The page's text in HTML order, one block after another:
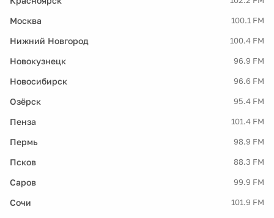
Москва 100.1 FM
Нижний Новгород 100.4 FM
Новокузнецк 96.9 FM
Новосибирск 96.6 FM
Озёрск 95.4 FM
Пенза 101.4 FM
Пермь 98.9 FM
Псков 88.3 FM
Саров 99.9 FM
Сочи 101.9 FM